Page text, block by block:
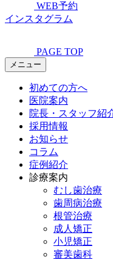
WEB予約
インスタグラム
PAGE TOP
メニュー
初めての方へ
医院案内
院長・スタッフ紹
採用情報
お知らせ
コラム
症例紹介
診療案内
むし歯治療
歯周病治療
根管治療
成人矯正
小児矯正
審美歯科